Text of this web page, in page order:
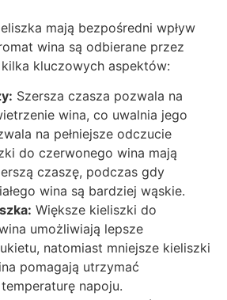
mają bezpośredni wpływ
wina są odbierane przez
kilka kluczowych aspektów:
Szersza czasza pozwala na
wina, co uwalnia jego
na pełniejsze odczucie
do czerwonego wina mają
czaszę, podczas gdy
wina są bardziej wąskie.
Większe kieliszki do
umożliwiają lepsze
natomiast mniejsze kieliszki
pomagają utrzymać
napoju.